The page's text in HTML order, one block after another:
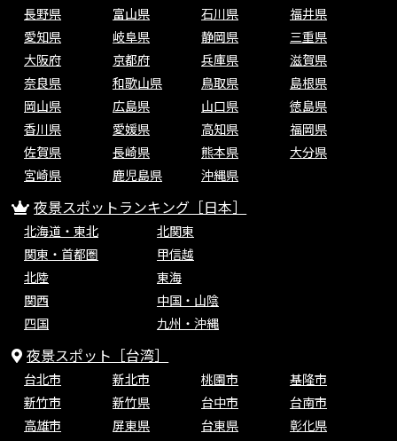
長野県
富山県 石川県
福井県
愛知県
岐阜県 静岡県
三重県
大阪府
京都府 兵庫県
滋賀県
奈良県
和歌山県 鳥取県
島根県
岡山県
広島県 山口県
徳島県
香川県
愛媛県 高知県
福岡県
佐賀県
長崎県 熊本県
大分県
宮崎県
鹿児島県 沖縄県
夜景スポットランキング［日本］
北海道・東北
北関東
関東・首都圏
甲信越
北陸
東海
関西
中国・山陰
四国
九州・沖縄
夜景スポット［台湾］
台北市 新北市 桃園市
基隆市
新竹市
新竹県 台中市
台南市
高雄市
屏東県 台東県
彰化県